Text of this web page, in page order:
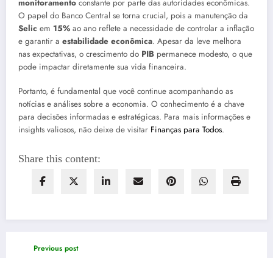
monitoramento constante por parte das autoridades econômicas.
O papel do Banco Central se torna crucial, pois a manutenção da
Selic em 15% ao ano reflete a necessidade de controlar a inflação
e garantir a estabilidade econômica. Apesar da leve melhora
nas expectativas, o crescimento do PIB permanece modesto, o que
pode impactar diretamente sua vida financeira.
Portanto, é fundamental que você continue acompanhando as
notícias e análises sobre a economia. O conhecimento é a chave
para decisões informadas e estratégicas. Para mais informações e
insights valiosos, não deixe de visitar Finanças para Todos.
Share this content:
Previous post